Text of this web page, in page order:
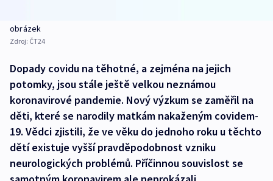
obrázek
Zdroj: ČT24
Dopady covidu na těhotné, a zejména na jejich
potomky, jsou stále ještě velkou neznámou
koronavirové pandemie. Nový výzkum se zaměřil na
děti, které se narodily matkám nakaženým covidem-
19. Vědci zjistili, že ve věku do jednoho roku u těchto
dětí existuje vyšší pravděpodobnost vzniku
neurologických problémů. Příčinnou souvislost se